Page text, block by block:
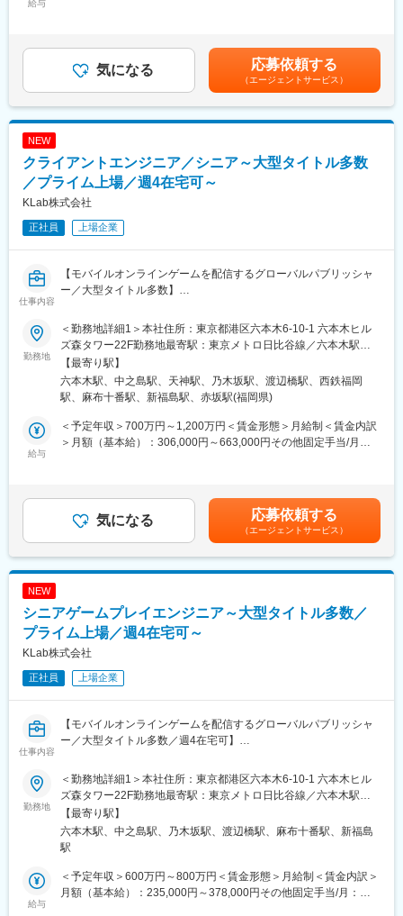
ことが、私たちのミッションです。
2）自分たちもワクワクしていたい
作り手である私たちがワクワクしながら取り組んでこそ、そこか
と考えています。
グローバルに展開するエンターテイメントコンテンツ企業とし
て、全世界でモバイルオンラインゲームを配信（155の国と地
域）しています。
・カットシーンなど演出周りの実装 ・パフォーマンスチューニン
■福利厚生：
ユニークなはたらく環境を一部ご紹介します。
標準労働時間の10%以内であれば、上司の承認なしで本当にやり
上長からの指示ではなく、自発的な創発を促すことや、新しいも
のを生み出す苗床の醸成を目的としています。
■ミッション：
～世界と自分をワクワクさせろ～
KLabは上記のミッションを掲げ、日々挑戦し邁進しています。こ
のミッションには2つの想い・メッセージが込められています。
事業を通して、世の中、そして、世界中の人々をワクワクさせる
ことが、私たちのミッションです。
て、全世界でモバイルオンラインゲームを配信（155の国と地
給与
も目安の金額であり、選考を通じて上下する可能性があります。
月給(月額)は固定手当を含めた表記です。
気になる 応募依頼する
（エージェントサービス）
NEW
クライアントエンジニア／シニア～大型タイトル多数
／プライム上場／週4在宅可～
KLab株式会社
正社員 上場企業
仕事内容
【モバイルオンラインゲームを配信するグローバルパブリッシャ
ー／大型タイトル多数】
■業務概要：
スマートフォン向けゲーム開発プロジェクトにてクライアントサ
イドの開発をお任せします。
世界の多様なスマートフォン、モバイル通信、グローバル配信・
マルチプラットフォーム展開の4つが組みあわさった未知の環境に
ワクワクしながら、業界トップクラスの技術力を持つエンジニア
達と切磋琢磨して一緒に開発したい人を求めています。
また、KLabでは自分の役割範囲にとらわれず、フットワーク軽く
たことを積極的に推奨していますし、そういうことをやりたい方
と一緒に仕事をしたいと思っています。
・パフォーマンスチューニング など
■開発環境：
・言語：C#
ユニークなはたらく環境を一部ご紹介します。
◇どぶろく制度
たかった研究など、好きなことに時間を費やすことができる制度
です。
上長からの指示ではなく、自発的な創発を促すことや、新しいも
のを生み出す苗床の醸成を目的としています。
～世界と自分をワクワクさせろ～
KLabは上記のミッションを掲げ、日々挑戦し邁進しています。こ
勤務地
＜勤務地詳細1＞本社住所：東京都港区六本木6-10-1 六本木ヒル
ズ森タワー22F勤務地最寄駅：東京メトロ日比谷線／六本木駅受
動喫煙対策：屋内全面禁煙＜勤務地詳細2＞大阪事業所住所：大阪
府大阪市北区中之島4-3-25 フジヒサFJビル勤務地最寄駅：京阪中
之島線／中之島駅受動喫煙対策：屋内全面禁煙＜勤務地詳細3＞福
勤務地最寄駅：地下鉄空港線／天神駅受動喫煙対策：屋内全面禁
煙
【最寄り駅】
六本木駅、中之島駅、天神駅、乃木坂駅、渡辺橋駅、西鉄福岡
駅、麻布十番駅、新福島駅、赤坂駅(福岡県)
給与
＜予定年収＞700万円～1,200万円＜賃金形態＞月給制＜賃金内訳
＞月額（基本給）：306,000円～663,000円その他固定手当/月：
も目安の金額であり、選考を通じて上下する可能性があります。
月給(月額)は固定手当を含めた表記です。
気になる 応募依頼する
（エージェントサービス）
NEW
シニアゲームプレイエンジニア～大型タイトル多数／
プライム上場／週4在宅可～
KLab株式会社
正社員 上場企業
仕事内容
【モバイルオンラインゲームを配信するグローバルパブリッシャ
ー／大型タイトル多数／週4在宅可】
■業務概要：
ゲーム体験向上のためのゲームメカニクスの「開発と効率化」、
「問題解決」、「技術研究」を行います。
■主な業務内容：
・ゲーム内キャラクター、AI、ギミック等の動作と調整の仕組み
の開発、改善と共有化
・ゲームデザイナーやアーティストと共にゲームプレイに関する
勤務地
＜勤務地詳細1＞本社住所：東京都港区六本木6-10-1 六本木ヒル
ズ森タワー22F勤務地最寄駅：東京メトロ日比谷線／六本木駅受
動喫煙対策：屋内全面禁煙＜勤務地詳細2＞大阪事業所住所：大阪
府大阪市北区中之島4-3-25 フジヒサFJビル勤務地最寄駅：京阪中
之島線／中之島駅受動喫煙対策：屋内全面禁煙
【最寄り駅】
六本木駅、中之島駅、乃木坂駅、渡辺橋駅、麻布十番駅、新福島
駅
給与
＜予定年収＞600万円～800万円＜賃金形態＞月給制＜賃金内訳＞
月額（基本給）：235,000円～378,000円その他固定手当/月：